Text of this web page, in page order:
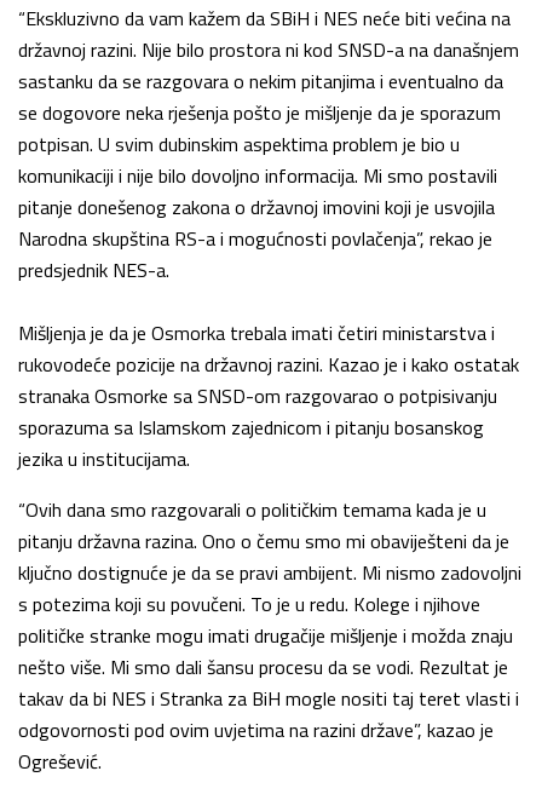
“Ekskluzivno da vam kažem da SBiH i NES neće biti većina na
državnoj razini. Nije bilo prostora ni kod SNSD-a na današnjem
sastanku da se razgovara o nekim pitanjima i eventualno da
se dogovore neka rješenja pošto je mišljenje da je sporazum
potpisan. U svim dubinskim aspektima problem je bio u
komunikaciji i nije bilo dovoljno informacija. Mi smo postavili
pitanje donešenog zakona o državnoj imovini koji je usvojila
Narodna skupština RS-a i mogućnosti povlačenja”, rekao je
predsjednik NES-a.
Mišljenja je da je Osmorka trebala imati četiri ministarstva i
rukovodeće pozicije na državnoj razini. Kazao je i kako ostatak
stranaka Osmorke sa SNSD-om razgovarao o potpisivanju
sporazuma sa Islamskom zajednicom i pitanju bosanskog
jezika u institucijama.
“Ovih dana smo razgovarali o političkim temama kada je u
pitanju državna razina. Ono o čemu smo mi obaviješteni da je
ključno dostignuće je da se pravi ambijent. Mi nismo zadovoljni
s potezima koji su povučeni. To je u redu. Kolege i njihove
političke stranke mogu imati drugačije mišljenje i možda znaju
nešto više. Mi smo dali šansu procesu da se vodi. Rezultat je
takav da bi NES i Stranka za BiH mogle nositi taj teret vlasti i
odgovornosti pod ovim uvjetima na razini države”, kazao je
Ogrešević.